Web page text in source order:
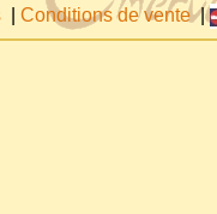
|Conditions de vente|